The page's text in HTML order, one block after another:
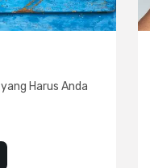
Harus Anda